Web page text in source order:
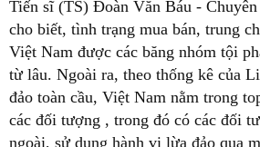
Tiến sĩ (TS) Đoàn Văn Báu -
cho biết, tình trạng mua bán, trung
Việt Nam được các băng nhóm tội
từ lâu. Ngoài ra, theo thống kê của
đảo toàn cầu, Việt Nam nằm trong
các đối tượng , trong đó có các đối
ngoài, sử dụng hành vi lừa đảo qua